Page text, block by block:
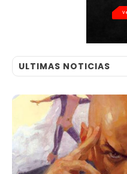
ULTIMAS NOTICIAS